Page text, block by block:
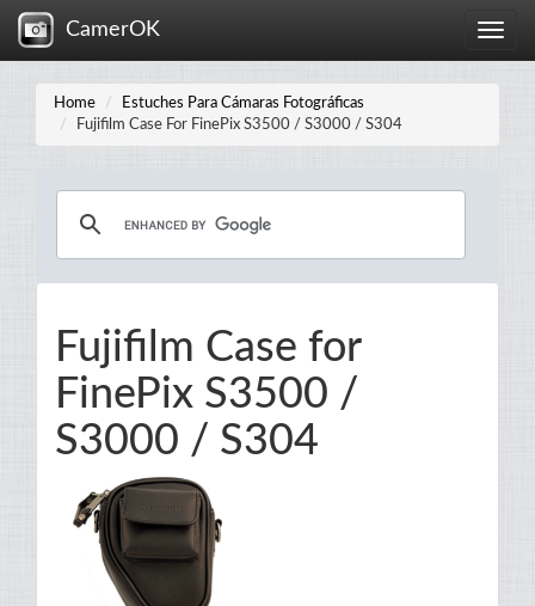
Toggle
CamerOK
Home
Estuches Para Cámaras Fotográficas
Fujifilm Case For FinePix S3500 / S3000 / S304
Fujifilm Case for
FinePix S3500 /
S3000 / S304